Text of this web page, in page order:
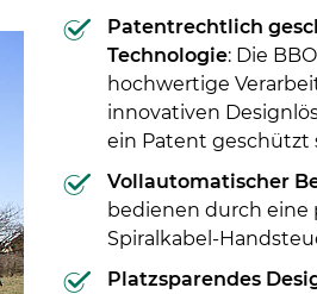
Patentrechtlich
Technologie: Die
hochwertige
innovativen
ein Patent geschützt
Vollautomatischer
bedienen durch eine
Spiralkabel-
Platzsparendes